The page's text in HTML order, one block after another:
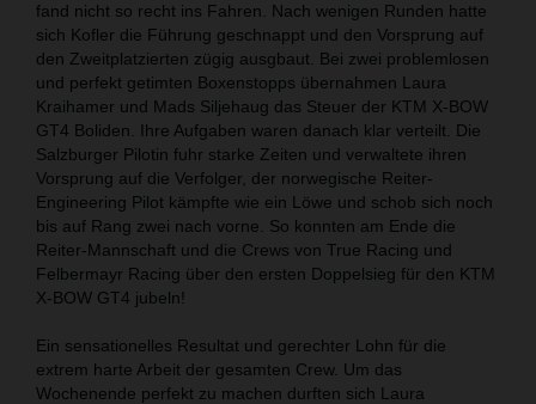
fand nicht so recht ins Fahren. Nach wenigen Runden hatte
sich Kofler die Führung geschnappt und den Vorsprung auf
den Zweitplatzierten zügig ausgbaut. Bei zwei problemlosen
und perfekt getimten Boxenstopps übernahmen Laura
Kraihamer und Mads Siljehaug das Steuer der KTM X-BOW
GT4 Boliden. Ihre Aufgaben waren danach klar verteilt. Die
Salzburger Pilotin fuhr starke Zeiten und verwaltete ihren
Vorsprung auf die Verfolger, der norwegische Reiter-
Engineering Pilot kämpfte wie ein Löwe und schob sich noch
bis auf Rang zwei nach vorne. So konnten am Ende die
Reiter-Mannschaft und die Crews von True Racing und
Felbermayr Racing über den ersten Doppelsieg für den KTM
X-BOW GT4 jubeln!
Ein sensationelles Resultat und gerechter Lohn für die
extrem harte Arbeit der gesamten Crew. Um das
Wochenende perfekt zu machen durften sich Laura